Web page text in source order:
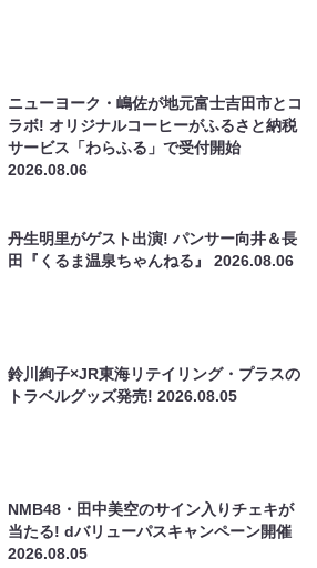
ニューヨーク・嶋佐が地元富士吉田市とコ
ラボ! オリジナルコーヒーがふるさと納税
サービス「わらふる」で受付開始
2026.08.06
丹生明里がゲスト出演! パンサー向井＆長
田『くるま温泉ちゃんねる』2026.08.06
鈴川絢子×JR東海リテイリング・プラスの
トラベルグッズ発売!2026.08.05
NMB48・田中美空のサイン入りチェキが
当たる! dバリューパスキャンペーン開催
2026.08.05